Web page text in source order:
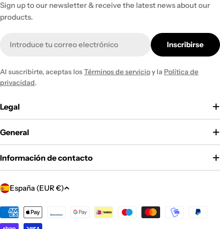
Sign up to our newsletter & receive the latest news about our
products.
electrónico
Inscribirse
Al suscribirte, aceptas losTérminos de servicioy la Política de
privacidad.
Legal
General
Información de contacto
P
í
España (EUR €)
Métodos
de